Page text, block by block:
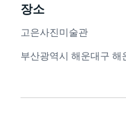
장소
고은사진미술관
부산광역시 해운대구 해